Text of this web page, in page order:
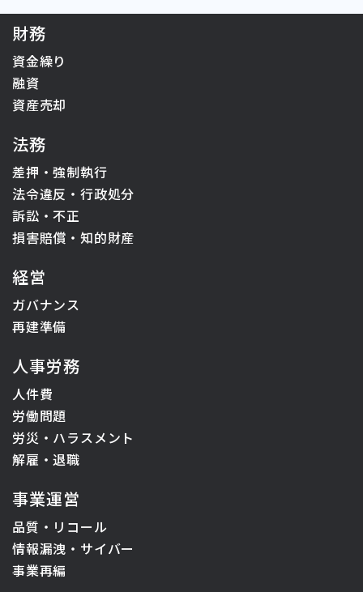
財務
資金繰り
融資
資産売却
法務
差押・強制執行
法令違反・行政処分
訴訟・不正
損害賠償・知的財産
経営
ガバナンス
再建準備
人事労務
人件費
労働問題
労災・ハラスメント
解雇・退職
事業運営
品質・リコール
情報漏洩・サイバー
事業再編